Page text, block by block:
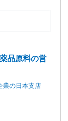
品原料の営
業の日本支店